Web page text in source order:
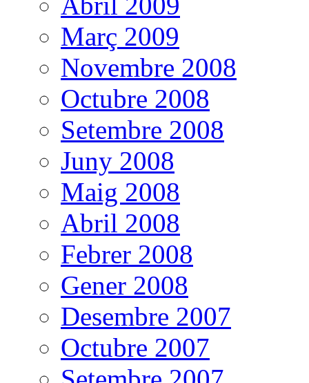
Març 2009
Novembre 2008
Octubre 2008
Setembre 2008
Juny 2008
Maig 2008
Abril 2008
Febrer 2008
Gener 2008
Desembre 2007
Octubre 2007